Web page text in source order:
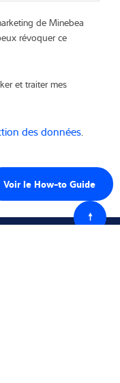
de Minebea
révoquer ce
et traiter mes
des données.
Retour
au